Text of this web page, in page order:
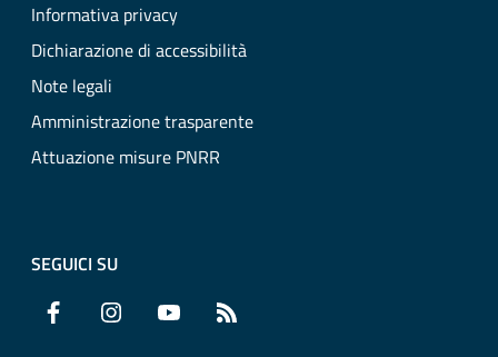
Informativa privacy
Dichiarazione di accessibilità
Note legali
Amministrazione trasparente
Attuazione misure PNRR
SEGUICI SU
Facebook Instagram YouTube